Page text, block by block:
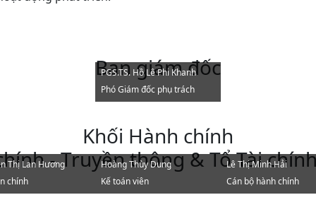
Ban giám đốc
PGS.TS. Hồ Lê Phi Khanh
Phó Giám đốc phụ trách
Khối Hành chính
- Truyền thông & Tổ Tài
Thị Lan Hương
chính
Hoàng Thùy Dung
Kế toán viên
Lê Thị Minh Hải
Cán bộ hành chính